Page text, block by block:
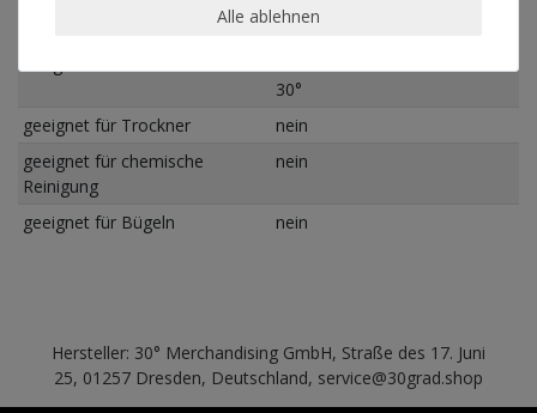
Passform)
30°
geeignet für Trockner
nein
geeignet für chemische
Reinigung
nein
geeignet für Bügeln nein
Hersteller: 30° Merchandising GmbH, Straße des 17. Juni
25, 01257 Dresden, Deutschland, service@30grad.shop
Alle ablehnen